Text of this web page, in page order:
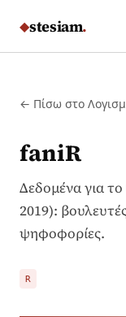
◆stesiam.
← Πίσω στο
faniR
Δεδομένα για
2019):
ψηφοφορίες.
R